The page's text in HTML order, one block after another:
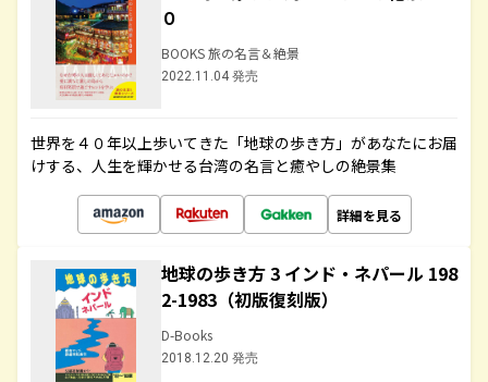
０
BOOKS 旅の名言＆絶景
2022.11.04 発売
世界を４０年以上歩いてきた「地球の歩き方」があなたにお届
けする、人生を輝かせる台湾の名言と癒やしの絶景集
詳細を見る
地球の歩き方 3 インド・ネパール 198
2-1983（初版復刻版）
D-Books
2018.12.20 発売